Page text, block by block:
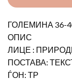
ГОЛЕМИНА 36-
ОПИС
ЛИЦЕ :
ПОСТАВА:
ЃОН: ТР